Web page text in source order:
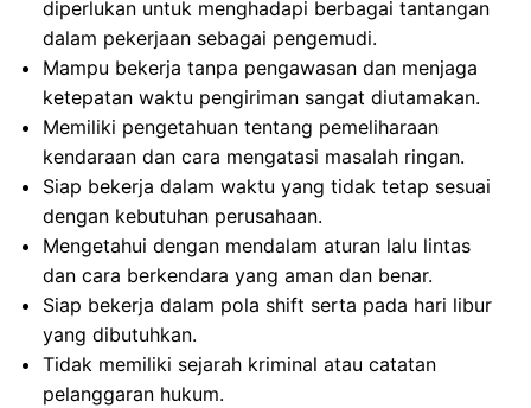
diperlukan untuk menghadapi berbagai tantangan
dalam pekerjaan sebagai pengemudi.
Mampu bekerja tanpa pengawasan dan menjaga
ketepatan waktu pengiriman sangat diutamakan.
Memiliki pengetahuan tentang pemeliharaan
kendaraan dan cara mengatasi masalah ringan.
Siap bekerja dalam waktu yang tidak tetap sesuai
dengan kebutuhan perusahaan.
Mengetahui dengan mendalam aturan lalu lintas
dan cara berkendara yang aman dan benar.
Siap bekerja dalam pola shift serta pada hari libur
yang dibutuhkan.
Tidak memiliki sejarah kriminal atau catatan
pelanggaran hukum.